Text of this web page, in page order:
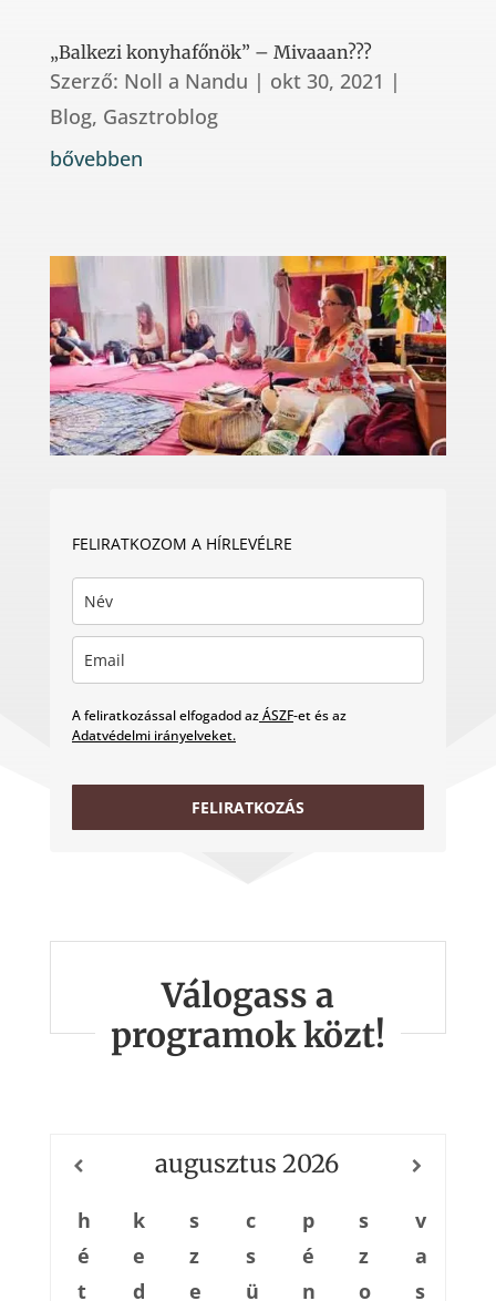
„Balkezi konyhafőnök” – Mivaaan???
Szerző: Noll a Nandu | okt 30, 2021 |
Blog, Gasztroblog
bővebben
FELIRATKOZOM A HÍRLEVÉLRE
A feliratkozással elfogadod azÁSZF-et és az
Adatvédelmi irányelveket.
FELIRATKOZÁS
Válogass a
programok közt!
augusztus 2026
h
é
t
k
e
d
s
z
e
c
s
ü
p
é
n
s
z
o
v
a
s